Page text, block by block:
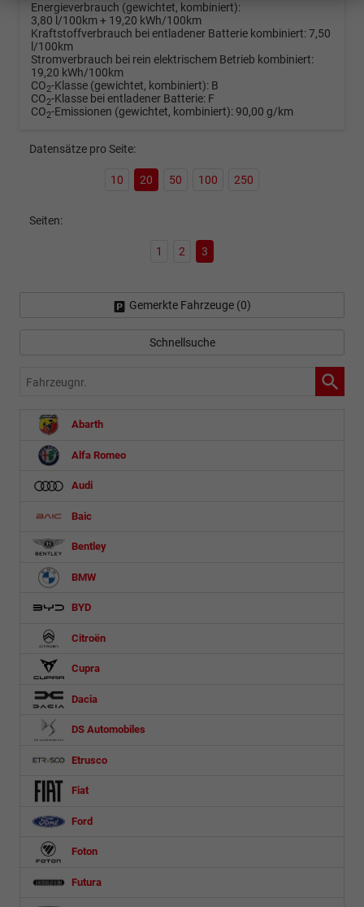
Energieverbrauch (gewichtet, kombiniert):
3,80 l/100km + 19,20 kWh/100km
Kraftstoffverbrauch bei entladener Batterie kombiniert:7,50
l/100km
Stromverbrauch bei rein elektrischem Betrieb kombiniert:
19,20 kWh/100km
CO2-Klasse (gewichtet, kombiniert): B
CO2-Klasse bei entladener Batterie: F
CO2-Emissionen (gewichtet, kombiniert):90,00 g/km
Datensätze pro Seite:
10 20 50 100 250
Seiten:
1 2 3
Gemerkte Fahrzeuge (0)
Schnellsuche
Fahrzeugnr.
Abarth
Alfa Romeo
Audi
Baic
Bentley
BMW
BYD
Citroën
Cupra
Dacia
DS Automobiles
Etrusco
Fiat
Ford
Foton
Futura